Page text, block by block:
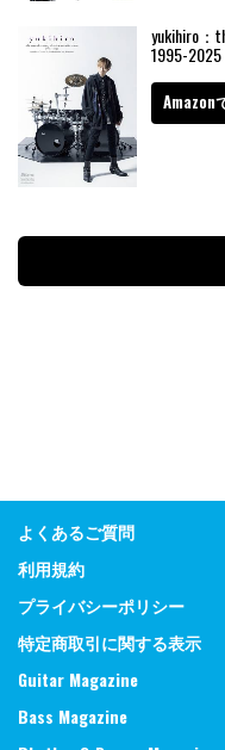
yukihiro：
1995-
Amazon
よくあるご質問
利用規約
プライバシーポリシー
特定商取引に関する表示
Guitar Magazine
Bass Magazine